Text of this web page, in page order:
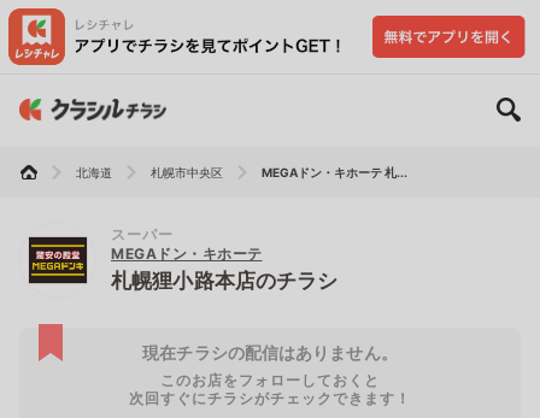
北海道 札幌市中央区 MEGAドン・キホーテ 札...
スーパー
MEGAドン・キホーテ
札幌狸小路本店のチラシ
現在チラシの配信はありません。
このお店をフォローしておくと
次回すぐにチラシがチェックできます！